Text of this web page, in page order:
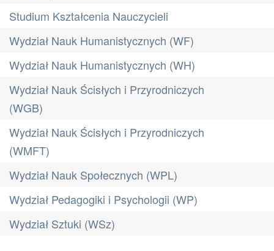
Studium Kształcenia Nauczycieli
Wydział Nauk Humanistycznych (WF)
Wydział Nauk Humanistycznych (WH)
Wydział Nauk Ścisłych i Przyrodniczych
(WGB)
Wydział Nauk Ścisłych i Przyrodniczych
(WMFT)
Wydział Nauk Społecznych (WPL)
Wydział Pedagogiki i Psychologii (WP)
Wydział Sztuki (WSz)